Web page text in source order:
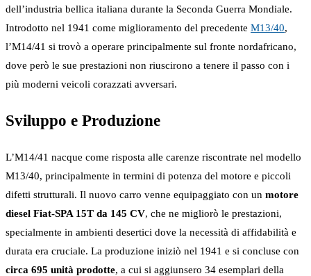
dell’industria bellica italiana durante la Seconda Guerra Mondiale.
Introdotto nel 1941 come miglioramento del precedente M13/40,
l’M14/41 si trovò a operare principalmente sul fronte nordafricano,
dove però le sue prestazioni non riuscirono a tenere il passo con i
più moderni veicoli corazzati avversari.
Sviluppo e Produzione
L’M14/41 nacque come risposta alle carenze riscontrate nel modello
M13/40, principalmente in termini di potenza del motore e piccoli
difetti strutturali. Il nuovo carro venne equipaggiato con un motore
diesel Fiat-SPA 15T da 145 CV, che ne migliorò le prestazioni,
specialmente in ambienti desertici dove la necessità di affidabilità e
durata era cruciale. La produzione iniziò nel 1941 e si concluse con
circa 695 unità prodotte, a cui si aggiunsero 34 esemplari della